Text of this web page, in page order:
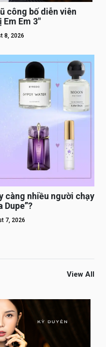
công bố diễn viên
Em 3″
8, 2026
càng nhiều người chạy
Dupe”?
7, 2026
View All